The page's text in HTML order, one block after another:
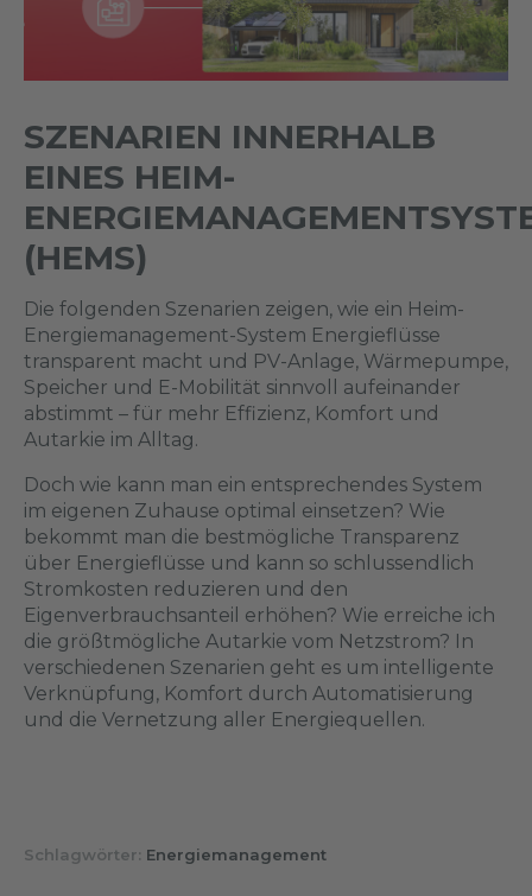
SZENARIEN INNERHALB
EINES HEIM-
(HEMS)
Die folgenden Szenarien zeigen, wie ein Heim-
Energiemanagement-System Energieflüsse
transparent macht und PV-Anlage, Wärmepumpe,
Speicher und E-Mobilität sinnvoll aufeinander
abstimmt – für mehr Effizienz, Komfort und
Autarkie im Alltag.
Doch wie kann man ein entsprechendes System
im eigenen Zuhause optimal einsetzen? Wie
bekommt man die bestmögliche Transparenz
über Energieflüsse und kann so schlussendlich
Stromkosten reduzieren und den
Eigenverbrauchsanteil erhöhen? Wie erreiche ich
die größtmögliche Autarkie vom Netzstrom? In
verschiedenen Szenarien geht es um intelligente
Verknüpfung, Komfort durch Automatisierung
und die Vernetzung aller Energiequellen.
Schlagwörter: Energiemanagement